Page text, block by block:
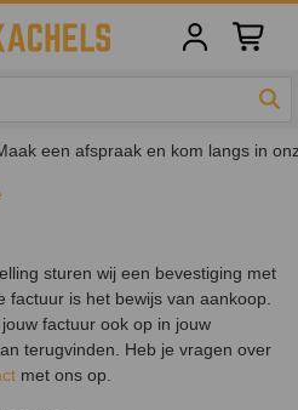
komlangs in onzeshowroom
sturen wij een bevestiging met
factuur is het bewijs van aankoop.
factuur ook op in jouw
terugvinden. Heb je vragen over
met ons op.